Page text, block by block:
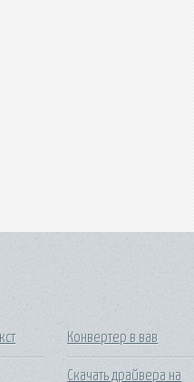
Конвертер в вав
Скачать драйвера на